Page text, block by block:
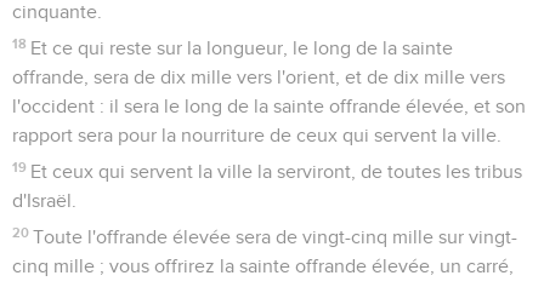
cinquante.
18 Et ce qui reste sur la longueur, le long de la sainte
offrande, sera de dix mille vers l'orient, et de dix mille vers
l'occident : il sera le long de la sainte offrande élevée, et son
rapport sera pour la nourriture de ceux qui servent la ville.
19 Et ceux qui servent la ville la serviront, de toutes les tribus
d'Israël.
20 Toute l'offrande élevée sera de vingt-cinq mille sur vingt-
cinq mille ; vous offrirez la sainte offrande élevée, un carré,